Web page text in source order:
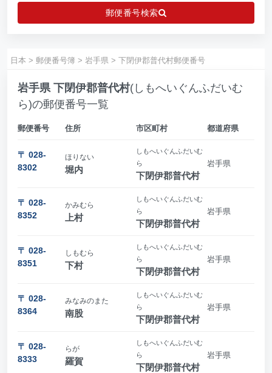
郵便番号検索
日本 > 郵便番号簿 > 岩手県 > 下閉伊郡普代村郵便番号
岩手県 下閉伊郡普代村(しもへいぐんふだいむ
ら)の郵便番号一覧
郵便番号 住所 市区町村 都道府県
〒 028-
8302
ほりない
堀内
しもへいぐんふだいむ
ら
下閉伊郡普代村
岩手県
〒 028-
8352
かみむら
上村
しもへいぐんふだいむ
ら
下閉伊郡普代村
岩手県
〒 028-
8351
しもむら
下村
しもへいぐんふだいむ
ら
下閉伊郡普代村
岩手県
〒 028-
8364
みなみのまた
南股
しもへいぐんふだいむ
ら
下閉伊郡普代村
岩手県
〒 028-
8333
らが
羅賀
しもへいぐんふだいむ
ら
下閉伊郡普代村
岩手県